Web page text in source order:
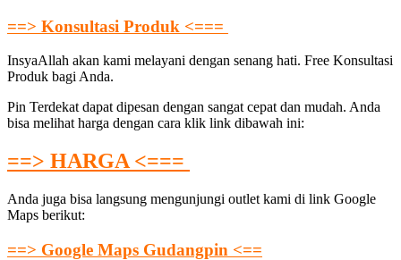
==> Konsultasi Produk <===
InsyaAllah akan kami melayani dengan senang hati. Free Konsultasi
Produk bagi Anda.
Pin Terdekat dapat dipesan dengan sangat cepat dan mudah. Anda
bisa melihat harga dengan cara klik link dibawah ini:
==> HARGA <===
Anda juga bisa langsung mengunjungi outlet kami di link Google
Maps berikut:
==> Google Maps Gudangpin <==